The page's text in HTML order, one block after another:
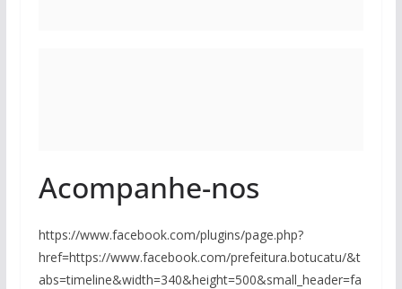
Acompanhe-nos
https://www.facebook.com/plugins/page.php?
href=https://www.facebook.com/prefeitura.botucatu/&t
abs=timeline&width=340&height=500&small_header=fa